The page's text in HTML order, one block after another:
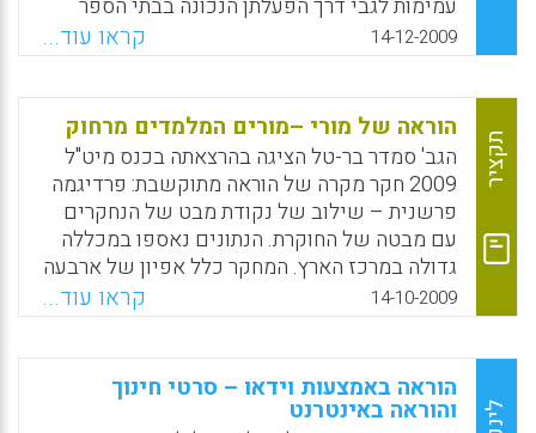
עמימות לגבי דרך הפעלתן הנכונה בבתי הספר
טוען ד"ר Mark W Conley אחד ממורי המורים
המנוסים והפדגוגיים המובילים בארה"ב.
לאסטרטגיות הוראה קוגניטיביות יש השפעה רבה
על בני נוער בבתי הספר הן מבחינת קריאה, כתיבה
וחשיבה והן מבחינת תחומי הוראת הדעת , אך
עדיין נחוץ מחקר רציני אשר יקנה לנו תובנה יותר
טובה לגבי הפוטנציאל של אסטרטגיות הוראה
קוגניטיביות בעיקר בתחומי הוראת תחומי הדעת
בבתי הספר התיכוניים וחטיבות הביניים. בכל
מקרה החשיבות של הקניית מיומנויות מסדר גבוה
תביא ליישום רב יותר של שיטות הוראה
WhatsApp
Facebook
Email
X
14-12-2009 קראו עוד...
תקציר
הוראה של מורי –מורים המלמדים מרחוק
הגב' סמדר בר-טל הציגה בהרצאתה בכנס מיט"ל
2009 חקר מקרה של הוראה מתוקשבת: פרדיגמה
פרשנית – שילוב של נקודת מבט של הנחקרים
עם מבטה של החוקרת. הנתונים נאספו במכללה
גדולה במרכז הארץ. המחקר כלל אפיון של ארבעה
דפוסים עיקריים של דפוסי הוראה בקרב מורי
המורים בזיקה למקצועות ההוראה שלהם.
מסקנות: במעבר להוראה מרחוק נוצרה פדגוגיה
חדשה , בולט הצורך והחשיבות בהכשרה מוקדמת,
מותאמת ולא אחידה של מורי המורים בהתאמה
14-10-2009 קראו עוד...
לינק
הוראה באמצעות וידאו – סרטי חינוך
והוראה באינטרנט